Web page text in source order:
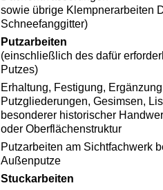
sowie übrige Klempnerarbeiten
Schneefanggitter)
Putzarbeiten
(einschließlich des dafür
Putzes)
Erhaltung, Festigung,
Putzgliederungen, Gesimsen,
besonderer historischer
oder Oberflächenstruktur
Putzarbeiten am Sichtfachwerk
Außenputze
Stuckarbeiten